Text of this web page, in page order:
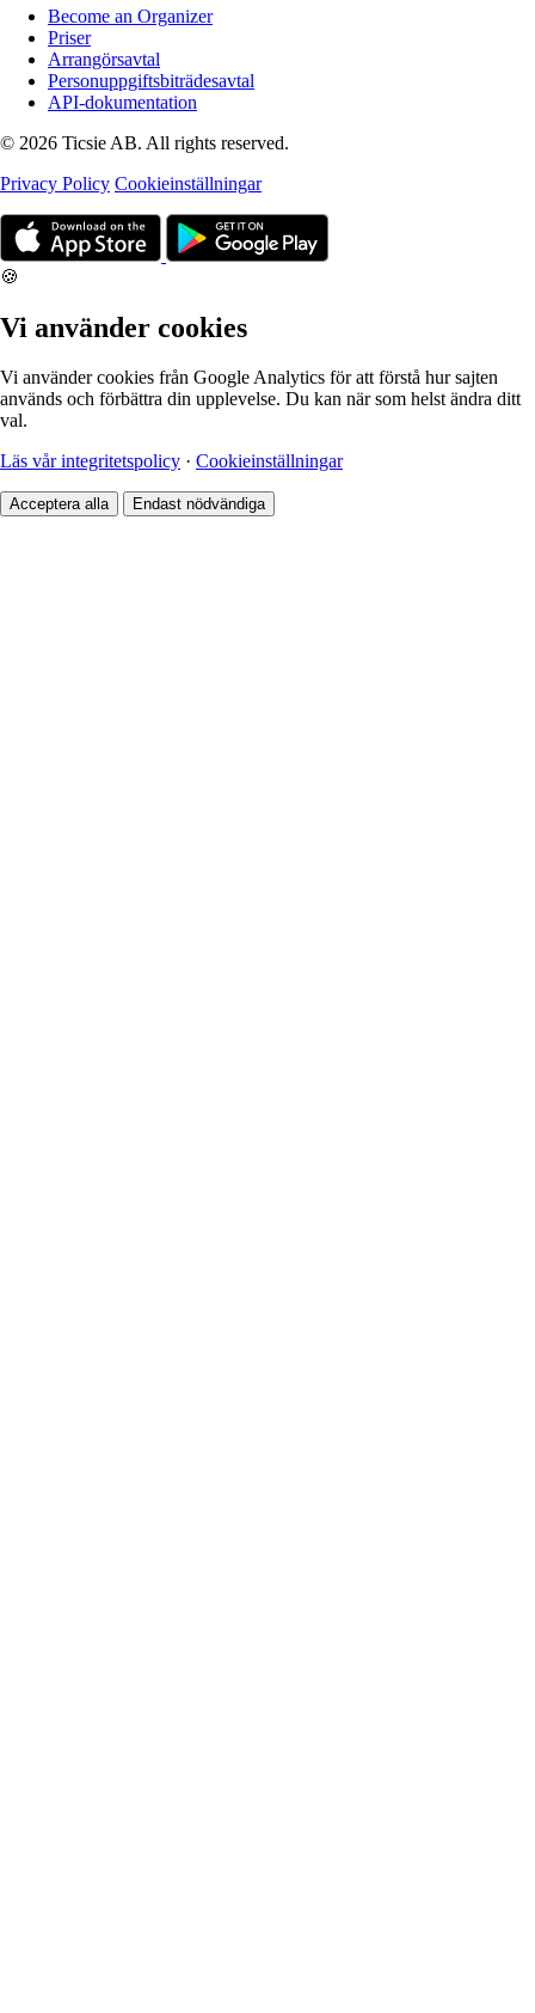
Become an Organizer
Priser
Arrangörsavtal
Personuppgiftsbiträdesavtal
API-dokumentation
© 2026 Ticsie AB. All rights reserved.
Privacy Policy Cookieinställningar
🍪
Vi använder cookies
Vi använder cookies från Google Analytics för att förstå hur sajten
används och förbättra din upplevelse. Du kan när som helst ändra ditt
val.
Läs vår integritetspolicy · Cookieinställningar
Acceptera alla Endast nödvändiga